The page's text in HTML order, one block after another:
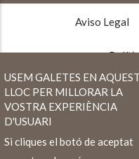
TEXTOS
Aviso Legal
USEM GALETES EN AQUEST
LLOC PER MILLORAR LA
VOSTRA EXPERIÈNCIA
D'USUARI
Si cliques el botó de aceptat